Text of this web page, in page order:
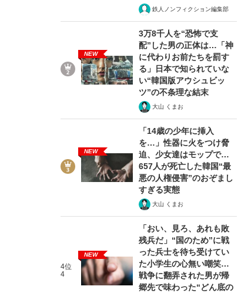
鉄人ノンフィクション編集部
NEW
3万8千人を“恐怖で支
配”した男の正体は…「神
に代わりお前たちを罰す
る」日本で知られていな
い“韓国版アウシュビッ
ツ”の不条理な結末
大山 くまお
NEW
「14歳の少年に挿入
を…」性器に火をつけ脅
迫、少女達はモップで…
657人が死亡した韓国“最
悪の人権侵害”のおぞまし
すぎる実態
大山 くまお
4位
4
NEW
「おい、見ろ、あれも敗
残兵だ」“国のため”に戦
った兵士を待ち受けてい
た小学生の心無い嘲笑…
戦争に翻弄された男が帰
郷先で味わった“どん底の